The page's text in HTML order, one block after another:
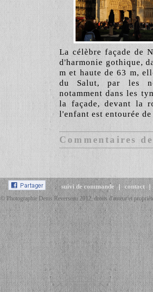
La célèbre façade de
d'harmonie gothique,
m et haute de 63 m,
du Salut, par les
notamment dans les
la façade, devant la
l'enfant est entourée de
Commentaires
suivi de commande|contact
© Photographie Denis Reverseau 2012, droits d'auteur et